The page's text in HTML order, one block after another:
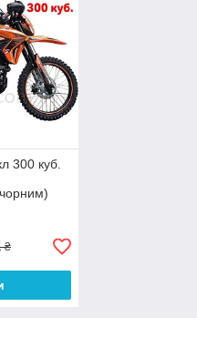
300 куб.
₴